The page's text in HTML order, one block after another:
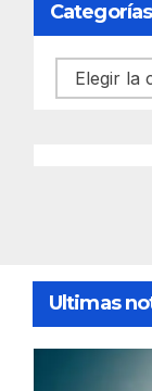
Categorías
Categorías
Ultimas